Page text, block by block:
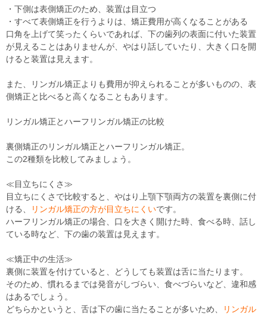
・下側は表側矯正のため、装置は目立つ
・すべて表側矯正を行うよりは、矯正費用が高くなることがある
口角を上げて笑ったくらいであれば、下の歯列の表面に付いた装置
が見えることはありませんが、やはり話していたり、大きく口を開
けると装置は見えます。
また、リンガル矯正よりも費用が抑えられることが多いものの、表
側矯正と比べると高くなることもあります。
リンガル矯正とハーフリンガル矯正の比較
裏側矯正のリンガル矯正とハーフリンガル矯正。
この2種類を比較してみましょう。
≪目立ちにくさ≫
目立ちにくさで比較すると、やはり上顎下顎両方の装置を裏側に付
ける、
リンガル矯正の方が目立ちにくいです。
ハーフリンガル矯正の場合、口を大きく開けた時、食べる時、話し
ている時など、下の歯の装置は見えます。
≪矯正中の生活≫
裏側に装置を付けていると、どうしても装置は舌に当たります。
そのため、慣れるまでは発音がしづらい、食べづらいなど、違和感
はあるでしょう。
どちらかというと、舌は下の歯に当たることが多いため、
リンガル